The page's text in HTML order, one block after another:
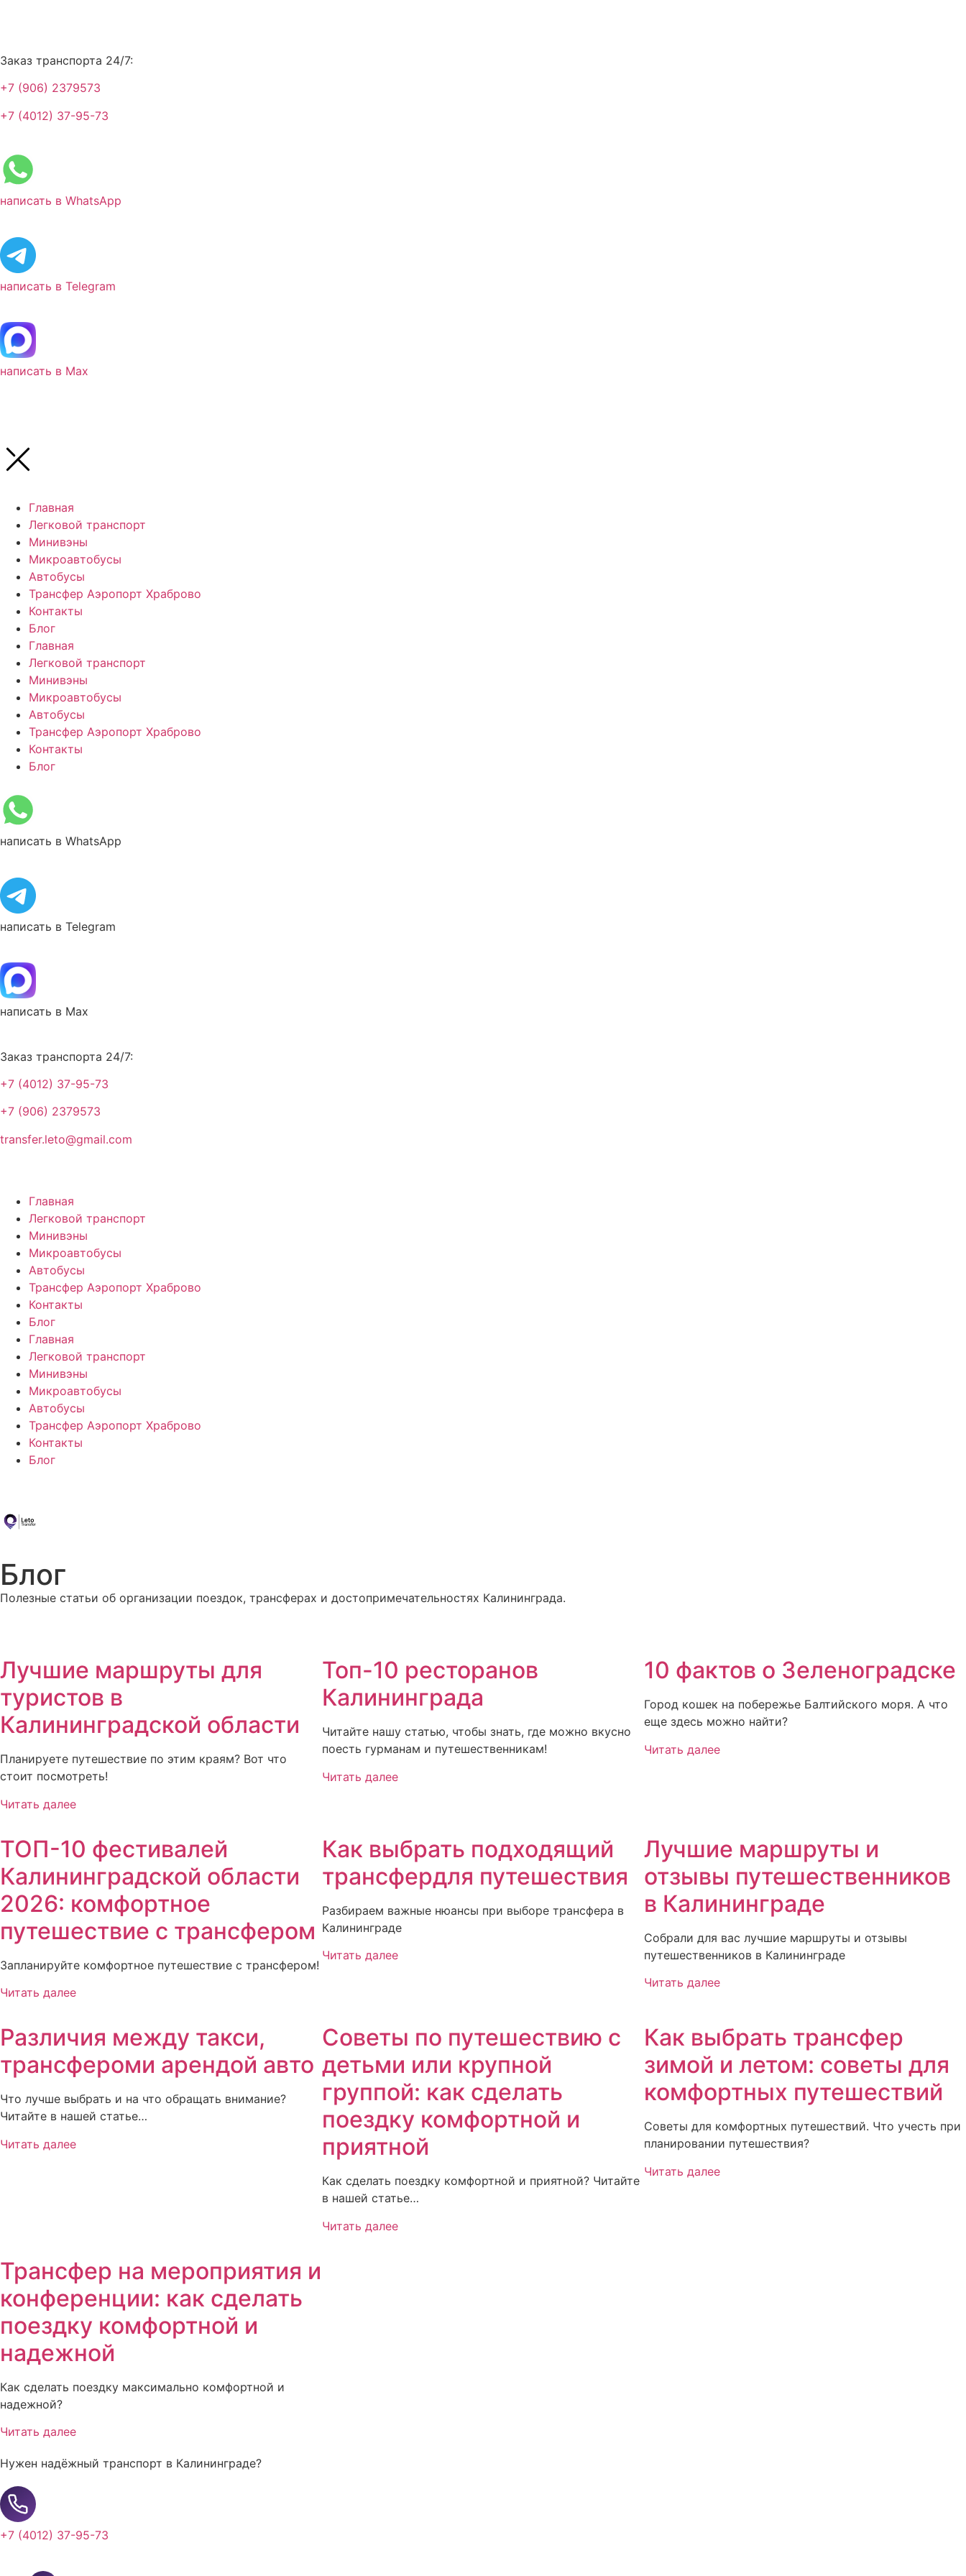
Заказ транспорта 24/7:
+7 (906) 2379573
+7 (4012) 37-95-73
написать в WhatsApp
написать в Telegram
написать в Max
Главная
Легковой транспорт
Минивэны
Микроавтобусы
Автобусы
Трансфер Аэропорт Храброво
Контакты
Блог
Главная
Легковой транспорт
Минивэны
Микроавтобусы
Автобусы
Трансфер Аэропорт Храброво
Контакты
Блог
написать в WhatsApp
написать в Telegram
написать в Max
Заказ транспорта 24/7:
+7 (4012) 37-95-73
+7 (906) 2379573
transfer.leto@gmail.com
Главная
Легковой транспорт
Минивэны
Микроавтобусы
Автобусы
Трансфер Аэропорт Храброво
Контакты
Блог
Главная
Легковой транспорт
Минивэны
Микроавтобусы
Автобусы
Трансфер Аэропорт Храброво
Контакты
Блог
Блог
Полезные статьи об организации поездок, трансферах и достопримечательностях Калининграда.
Лучшие маршруты для
туристов в
Калининградской области
Планируете путешествие по этим краям? Вот что
стоит посмотреть!
Читать далее
Топ-10 ресторанов
Калининграда
Читайте нашу статью, чтобы знать, где можно вкусно
поесть гурманам и путешественникам!
Читать далее
10 фактов о Зеленоградске
Город кошек на побережье Балтийского моря. А что
еще здесь можно найти?
Читать далее
ТОП-10 фестивалей
Калининградской области
2026: комфортное
путешествие с трансфером
Запланируйте комфортное путешествие с трансфером!
Читать далее
Как выбрать подходящий
трансфердля путешествия
Разбираем важные нюансы при выборе трансфера в
Калининграде
Читать далее
Лучшие маршруты и
отзывы путешественников
в Калининграде
Собрали для вас лучшие маршруты и отзывы
путешественников в Калининграде
Читать далее
Различия между такси,
трансфероми арендой авто
Что лучше выбрать и на что обращать внимание?
Читайте в нашей статье…
Читать далее
Советы по путешествию с
детьми или крупной
группой: как сделать
поездку комфортной и
приятной
Как сделать поездку комфортной и приятной? Читайте
в нашей статье…
Читать далее
Как выбрать трансфер
зимой и летом: советы для
комфортных путешествий
Советы для комфортных путешествий. Что учесть при
планировании путешествия?
Читать далее
Трансфер на мероприятия и
конференции: как сделать
поездку комфортной и
надежной
Как сделать поездку максимально комфортной и
надежной?
Читать далее
Нужен надёжный транспорт в Калининграде?
+7 (4012) 37-95-73